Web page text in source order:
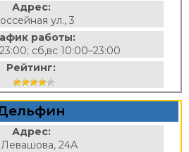
Адрес:
ул., 3
работы:
сб,вс 10:00–23:00
Рейтинг:
Адрес:
Левашова, 24А